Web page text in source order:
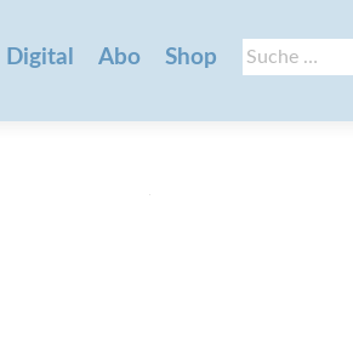
Suche
nach:
Digital Abo Shop